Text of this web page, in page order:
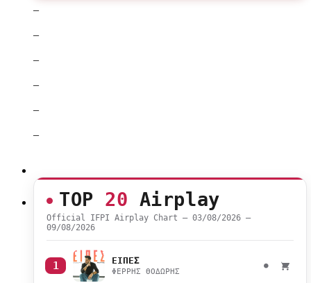
–
–
–
–
–
–
TOP 20 Airplay
Official IFPI Airplay Chart — 03/08/2026 –
09/08/2026
1 ΕΙΠΕΣ
ΦΕΡΡΗΣ ΘΟΔΩΡΗΣ
●